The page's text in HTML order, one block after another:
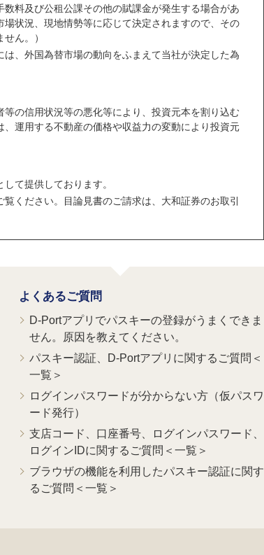
料及び公租公課その他の賦課金が発生する場合があ
状況、現地情勢等に応じて決定されますので、その
ん。）
、外国為替市場の動向をふまえて当社が決定した為
の信用状況等の悪化等により、投資元本を割り込む
運用する不動産の価格や収益力の変動により投資元
て提供しております。
ください。目論見書のご請求は、大和証券のお取引
よくあるご質問
D-Portアプリでパスキーの登録がうまくできま
せん。原因を教えてください。
パスキー認証、D-Portアプリに関するご質問＜
一覧＞
ログインパスワードが分からない方（仮パスワ
ード発行）
支店コード、口座番号、ログインパスワード、
ログインIDに関するご質問＜一覧＞
ブラウザの機能を利用したパスキー認証に関す
るご質問＜一覧＞